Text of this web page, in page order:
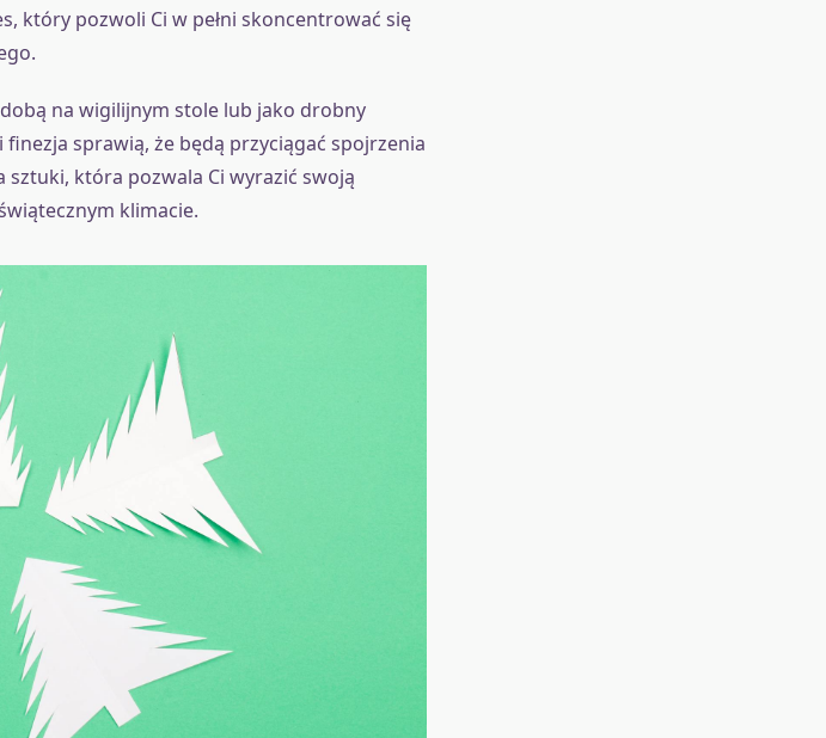
który pozwoli Ci w pełni skoncentrować się
na wigilijnym stole lub jako drobny
sprawią, że będą przyciągać spojrzenia
sztuki, która pozwala Ci wyrazić swoją
klimacie.